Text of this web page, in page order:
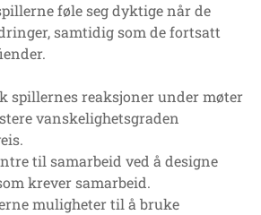
føle seg dyktige når de
samtidig som de fortsatt
spillernes reaksjoner under møter
vanskelighetsgraden
til samarbeid ved å designe
krever samarbeid.
muligheter til å bruke